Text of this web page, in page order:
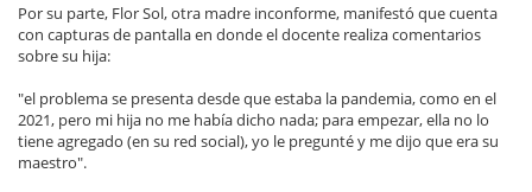
Por su parte, Flor Sol, otra madre inconforme, manifestó que cuenta
con capturas de pantalla en donde el docente realiza comentarios
sobre su hija:
"el problema se presenta desde que estaba la pandemia, como en el
2021, pero mi hija no me había dicho nada; para empezar, ella no lo
tiene agregado (en su red social), yo le pregunté y me dijo que era su
maestro".